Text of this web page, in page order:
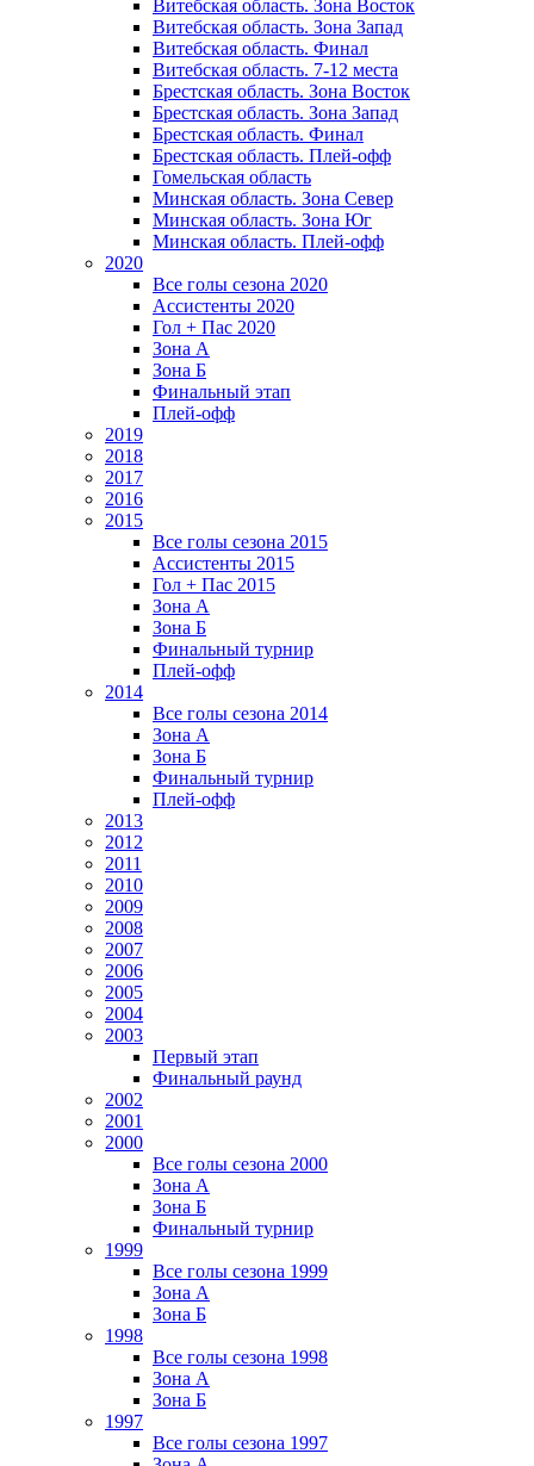
Витебская область. Зона Восток
Витебская область. Зона Запад
Витебская область. Финал
Витебская область. 7-12 места
Брестская область. Зона Восток
Брестская область. Зона Запад
Брестская область. Финал
Брестская область. Плей-офф
Гомельская область
Минская область. Зона Север
Минская область. Зона Юг
Минская область. Плей-офф
2020
Все голы сезона 2020
Ассистенты 2020
Гол + Пас 2020
Зона А
Зона Б
Финальный этап
Плей-офф
2019
2018
2017
2016
2015
Все голы сезона 2015
Ассистенты 2015
Гол + Пас 2015
Зона А
Зона Б
Финальный турнир
Плей-офф
2014
Все голы сезона 2014
Зона А
Зона Б
Финальный турнир
Плей-офф
2013
2012
2011
2010
2009
2008
2007
2006
2005
2004
2003
Первый этап
Финальный раунд
2002
2001
2000
Все голы сезона 2000
Зона А
Зона Б
Финальный турнир
1999
Все голы сезона 1999
Зона А
Зона Б
1998
Все голы сезона 1998
Зона А
Зона Б
1997
Все голы сезона 1997